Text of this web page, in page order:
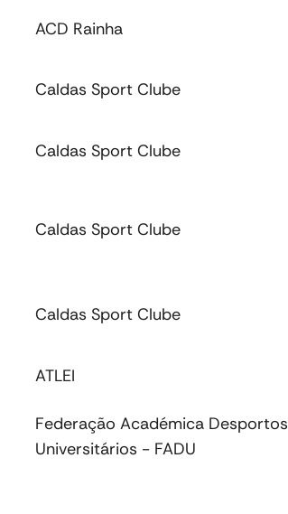
ACD Rainha
Caldas Sport Clube
Caldas Sport Clube
Caldas Sport Clube
Caldas Sport Clube
ATLEI
Federação Académica Desportos
Universitários - FADU